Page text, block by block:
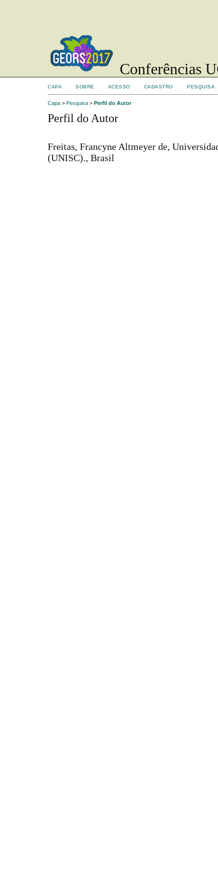
Conferências
CAPA SOBRE ACESSO CADASTRO PESQUISA
Capa > Pesquisa > Perfil do Autor
Perfil do Autor
Freitas, Francyne Altmeyer de,
(UNISC)., Brasil